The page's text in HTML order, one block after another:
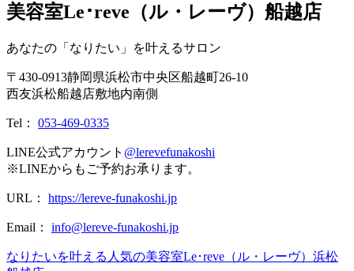
美容室Le･reve（ル・レーヴ）船越店
あなたの「なりたい」を叶えるサロン
〒 430-0913静岡県浜松市中央区船越町26-10
西友浜松船越店敷地内南側
Tel： 053-469-0335
LINE公式アカウント @lerevefunakoshi
※LINEからもご予約お承ります。
URL： https://lereve-funakoshi.jp
Email： info@lereve-funakoshi.jp
なりたいを叶える人気の美容室Le･reve（ル・レーヴ）浜松